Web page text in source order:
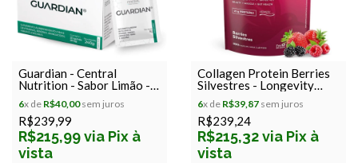
Guardian - Central
Nutrition - Sabor Limão -
30 sachês
6x de R$40,00sem juros
R$239,99
R$215,99 via Pix à
vista
Collagen Protein Berries
Silvestres - Longevity
Drink - Puravida - 450g
6x de R$39,87 sem juros
R$239,24
R$215,32 via Pix à
vista